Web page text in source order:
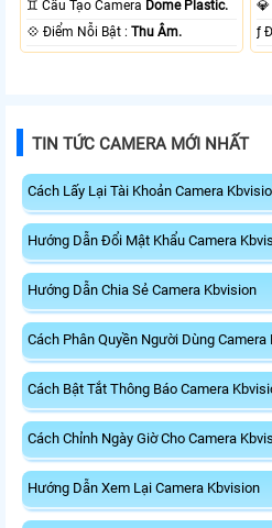
♊ Cấu Tạo Camera Dome Plastic.
️💠 Điểm Nỗi Bật :Thu Âm.
TIN TỨC CAMERA MỚI NHẤT
Cách Lấy Lại Tài Khoản Camera
Hướng Dẫn Đổi Mật Khẩu Camera
Hướng Dẫn Chia Sẻ Camera Kbvision
Cách Phân Quyền Người Dùng Camera
Cách Bật Tắt Thông Báo Camera
Cách Chỉnh Ngày Giờ Cho Camera
Hướng Dẫn Xem Lại Camera Kbvision